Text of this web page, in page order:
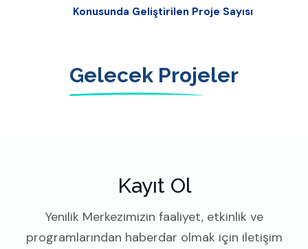
Konusunda Geliştirilen Proje Sayısı
Gelecek Projeler
Kayıt Ol
Yenilik Merkezimizin faaliyet, etkinlik ve
programlarından haberdar olmak için iletişim